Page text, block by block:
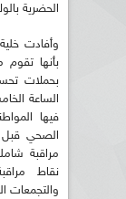
الحضرية
وأفادت
بأنها
بحملات
الساعة
فيها
مراقبة
نقاط
والتجمعات